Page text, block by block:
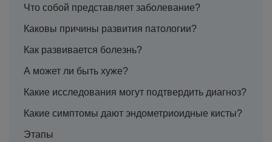
Что собой представляет заболевание?
Каковы причины развития патологии?
Как развивается болезнь?
А может ли быть хуже?
Какие исследования могут подтвердить диагноз?
Какие симптомы дают эндометриоидные кисты?
Этапы